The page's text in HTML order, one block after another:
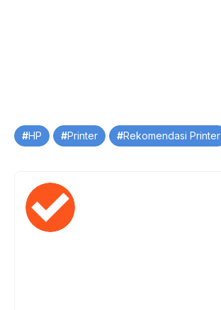
TagHP Printer Rekomendasi Printer